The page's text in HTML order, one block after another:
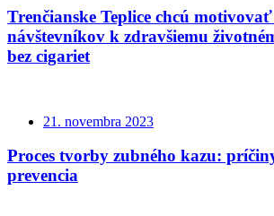
Trenčianske Teplice chcú
návštevníkov k zdravšiemu
bez cigariet
21. novembra 2023
Proces tvorby zubného kazu:
prevencia